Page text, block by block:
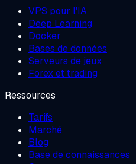
VPS pour l'IA
Deep Learning
Docker
Bases de données
Serveurs de jeux
Forex et trading
Ressources
Tarifs
Marché
Blog
Base de connaissances